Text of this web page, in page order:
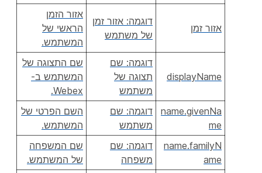
אזור זמן
דוגמה: אזור זמן
של משתמש
אזור הזמן
הראשי של
המשתמש.
displayName
דוגמה: שם
תצוגה של
משתמש
שם התצוגה של
המשתמש ב-
Webex.
name.givenNa
me
דוגמה: שם
משתמש
השם הפרטי של
המשתמש.
name.familyN
ame
דוגמה: שם
משפחה
שם המשפחה
של המשתמש.